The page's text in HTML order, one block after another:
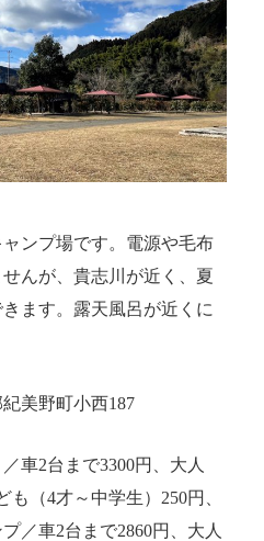
ンプ場です。電源や毛布
んが、貴志川が近く、夏
ます。露天風呂が近くに
美野町小西187
車2台まで3300円、大人
も（4才～中学生）250円、
／車2台まで2860円、大人